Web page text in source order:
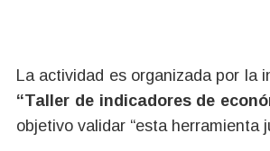
La actividad es organizada por la
“Taller de indicadores de
objetivo validar “esta herramienta